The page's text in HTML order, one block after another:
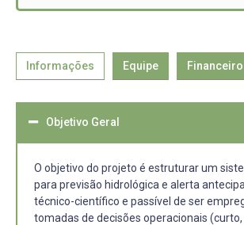
Informações Equipe Financeiro
Objetivo Geral
O objetivo do projeto é estruturar um
para previsão hidrológica e alerta
técnico-científico e passível de ser
tomadas de decisões operacionais